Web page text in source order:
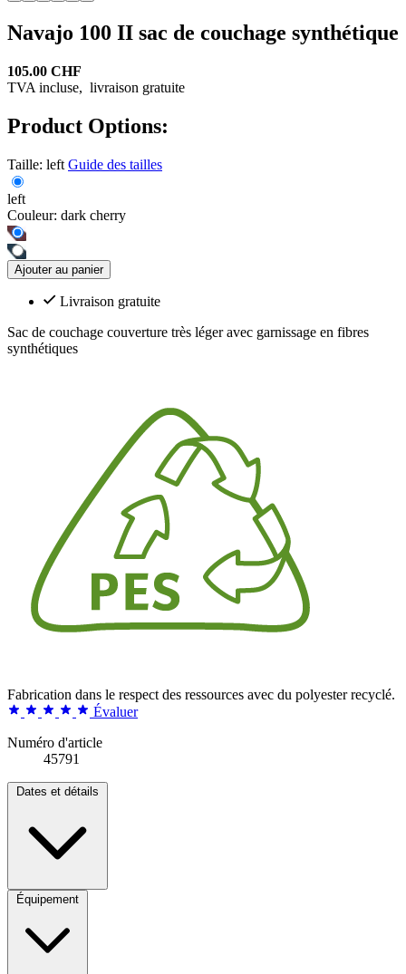
Navajo 100 II sac de couchage synthétique
105.00 CHF
TVA incluse, livraison gratuite
Product Options:
Taille: left Guide des tailles
left
Couleur: dark cherry
Ajouter au panier
Livraison gratuite
Sac de couchage couverture très léger avec garnissage en fibres
synthétiques
Fabrication dans le respect des ressources avec du polyester recyclé.
Évaluer
Numéro d'article
45791
Dates et détails
Équipement